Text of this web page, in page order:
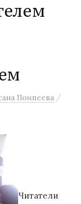
Помпеева /
Читатели